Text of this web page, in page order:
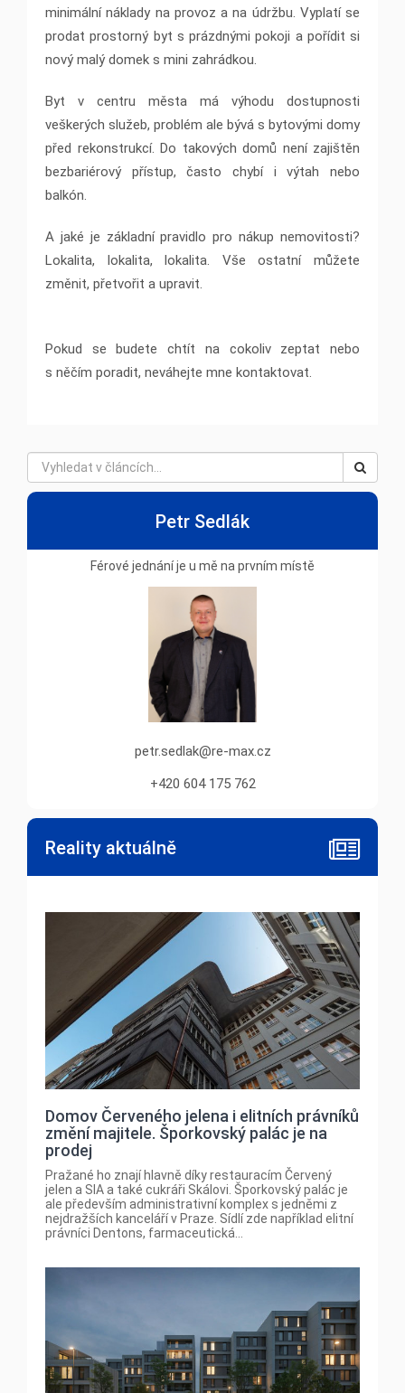
minimální náklady na provoz a na údržbu. Vyplatí se
prodat prostorný byt s prázdnými pokoji a pořídit si
nový malý domek s mini zahrádkou.
Byt v centru města má výhodu dostupnosti
veškerých služeb, problém ale bývá s bytovými domy
před rekonstrukcí. Do takových domů není zajištěn
bezbariérový přístup, často chybí i výtah nebo
balkón.
A jaké je základní pravidlo pro nákup nemovitosti?
Lokalita, lokalita, lokalita. Vše ostatní můžete
změnit, přetvořit a upravit.
Pokud se budete chtít na cokoliv zeptat nebo
s něčím poradit, neváhejte mne kontaktovat.
Petr Sedlák
Férové jednání je u mě na prvním místě
petr.sedlak@re-max.cz
+420 604 175 762
Reality aktuálně
Domov Červeného jelena i elitních právníků
změní majitele. Šporkovský palác je na
prodej
Pražané ho znají hlavně díky restauracím Červený
jelen a SIA a také cukráři Skálovi. Šporkovský palác je
ale především administrativní komplex s jedněmi z
nejdražších kanceláří v Praze. Sídlí zde například elitní
právníci Dentons, farmaceutická...